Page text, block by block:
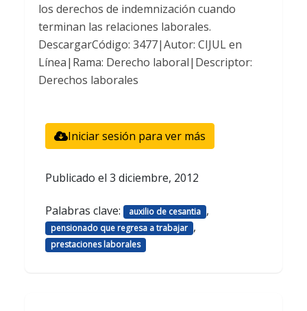
los derechos de indemnización cuando
terminan las relaciones laborales.
DescargarCódigo: 3477|Autor: CIJUL en
Línea|Rama: Derecho laboral|Descriptor:
Derechos laborales
Iniciar sesión para ver más
Publicado el 3 diciembre, 2012
Palabras clave: auxilio de cesantia ,
pensionado que regresa a trabajar ,
prestaciones laborales